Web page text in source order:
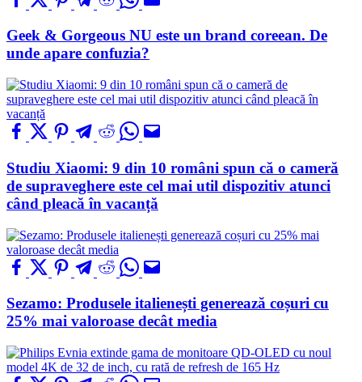
Geek & Gorgeous NU este un brand coreean. De
unde apare confuzia?
Studiu Xiaomi: 9 din 10 români spun că o cameră
de supraveghere este cel mai util dispozitiv atunci
când pleacă în vacanță
Sezamo: Produsele italienești generează coșuri cu
25% mai valoroase decât media